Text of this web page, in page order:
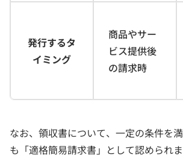
発行するタ
イミング
商品やサー
ビス提供後
の請求時
なお、領収書について、一定の条件を
も「適格簡易請求書」として認められ